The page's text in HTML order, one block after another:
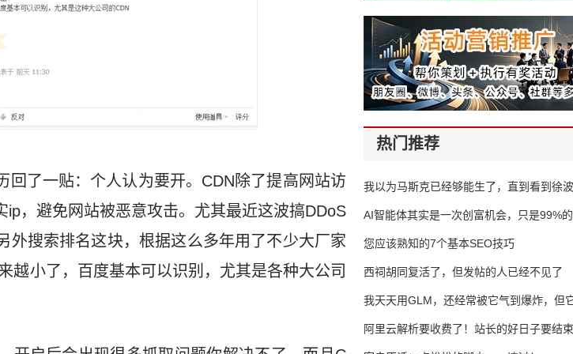
回了一贴：个人认为要开。CDN除了提高网站访
，避免网站被恶意攻击。尤其最近这波搞DDoS
外搜索排名这块，根据这么多年用了不少大厂家
越小了，百度基本可以识别，尤其是各种大公司
热门推荐
我以为马斯克已经够能生了，直到看到
AI智能体其实是一次创富机会，只是99%
错过了
您应该熟知的7个基本SEO技巧
西祠胡同复活了，但发帖的人已经不见了
我天天用GLM，还经常被它气到爆炸，但
16万亿
阿里云解析要收费了！站长的好日子要结